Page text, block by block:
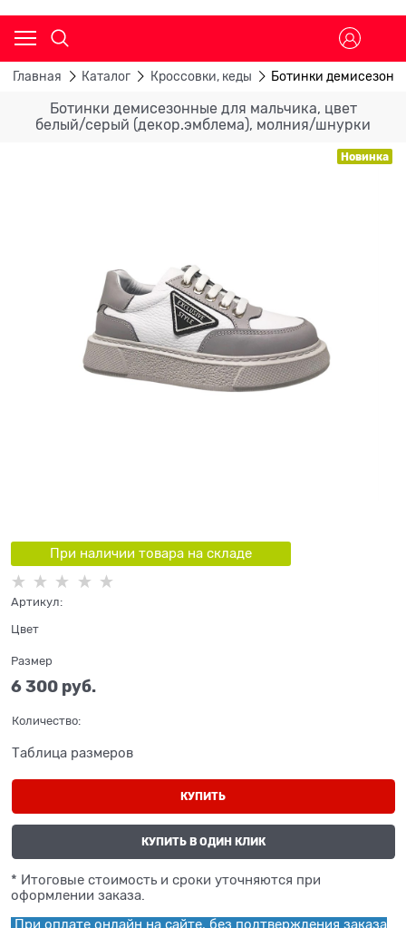
Главная Каталог Кроссовки, кеды Ботинки
Ботинки демисезонные для мальчика, цвет
белый/серый (декор.эмблема), молния/шнурки
Новинка
При наличии товара на складе
Артикул:
Цвет
Размер
6 300 руб.
Количество:
Таблица размеров
КУПИТЬ
КУПИТЬ В ОДИН КЛИК
* Итоговые стоимость и сроки уточняются при
оформлении заказа.
При оплате онлайн на сайте, без подтверждения заказа